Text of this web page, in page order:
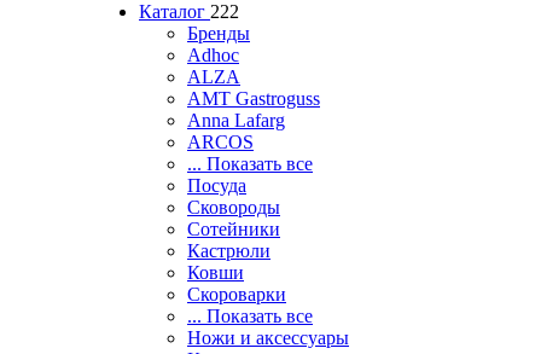
Каталог 222
Бренды
Adhoc
ALZA
AMT Gastroguss
Anna Lafarg
ARCOS
... Показать все
Посуда
Сковороды
Сотейники
Кастрюли
Ковши
Скороварки
... Показать все
Ножи и аксессуары